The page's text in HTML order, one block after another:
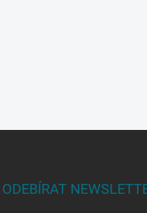
ODEBÍRAT